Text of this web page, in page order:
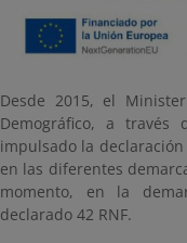
Desde 2015, el
Demográfico, a
impulsado la
en las diferentes
momento, en la
declarado 42 RNF.